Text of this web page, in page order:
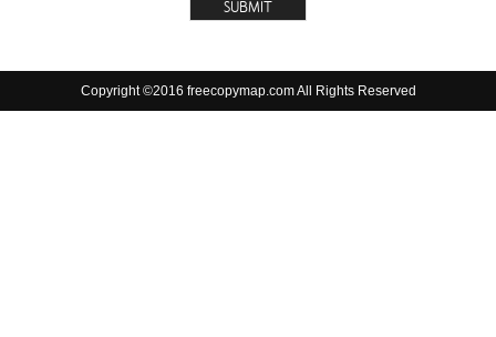
Copyright ©2016 freecopymap.com All Rights Reserved